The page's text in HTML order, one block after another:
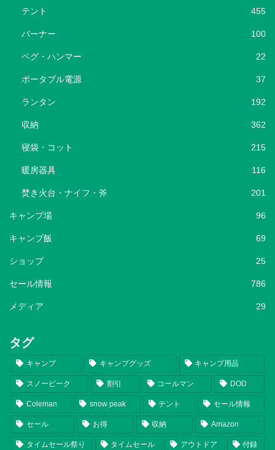
テント 455
バーナー 100
ペグ・ハンマー 22
ポータブル電源 37
ランタン 192
収納 362
寝袋・コット 215
暖房器具 116
焚き火台・ナイフ・斧 201
キャンプ場 96
キャンプ飯 69
ショップ 25
セール情報 786
メディア 29
タグ
キャンプ キャンプグッズ キャンプ用品
スノーピーク 割引 コールマン DOD
Coleman snow peak テント セール情報
セール お得 収納 Amazon
タイムセール祭り タイムセール アウトドア 付録